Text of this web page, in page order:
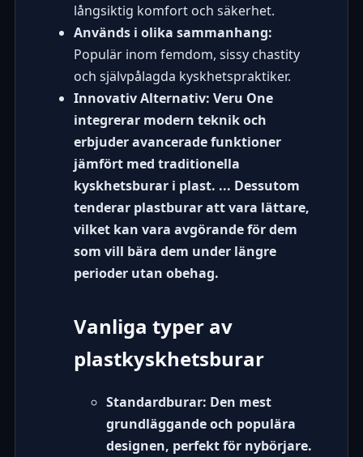
långsiktig komfort och säkerhet.
Används i olika sammanhang:
Populär inom femdom, sissy chastity
och självpålagda kyskhetspraktiker.
Innovativ Alternativ: Veru One
integrerar modern teknik och
erbjuder avancerade funktioner
jämfört med traditionella
kyskhetsburar i plast. ... Dessutom
tenderar plastburar att vara lättare,
vilket kan vara avgörande för dem
som vill bära dem under längre
perioder utan obehag.
Vanliga typer av
plastkyskhetsburar
Standardburar: Den mest
grundläggande och populära
designen, perfekt för nybörjare.